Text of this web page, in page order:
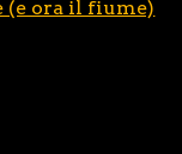
(e ora il fiume)